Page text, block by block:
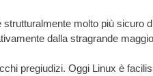
strutturalmente molto più sicuro
dalla stragrande
pregiudizi. Oggi Linux è